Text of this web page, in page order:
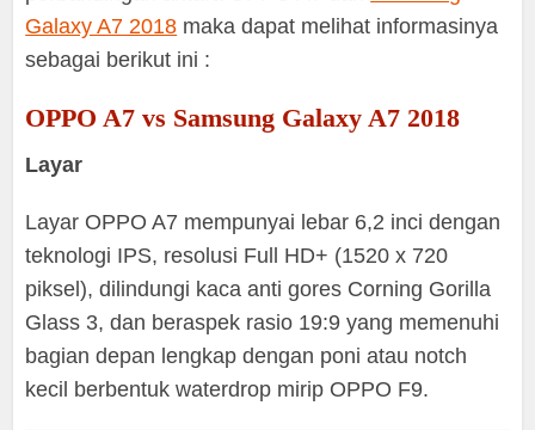
Galaxy A7 2018 maka dapat melihat informasinya
sebagai berikut ini :
OPPO A7 vs Samsung Galaxy A7 2018
Layar
Layar OPPO A7 mempunyai lebar 6,2 inci dengan
teknologi IPS, resolusi Full HD+ (1520 x 720
piksel), dilindungi kaca anti gores Corning Gorilla
Glass 3, dan beraspek rasio 19:9 yang memenuhi
bagian depan lengkap dengan poni atau notch
kecil berbentuk waterdrop mirip OPPO F9.